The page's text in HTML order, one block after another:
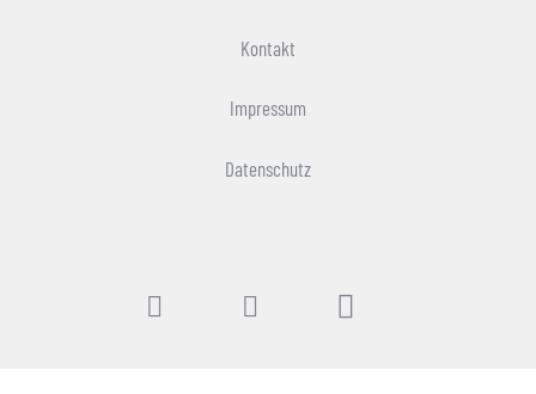
Kontakt
Impressum
Datenschutz